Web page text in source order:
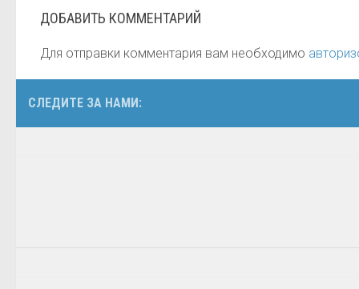
ДОБАВИТЬ КОММЕНТАРИЙ
Для отправки комментария вам необходимо
СЛЕДИТЕ ЗА НАМИ: